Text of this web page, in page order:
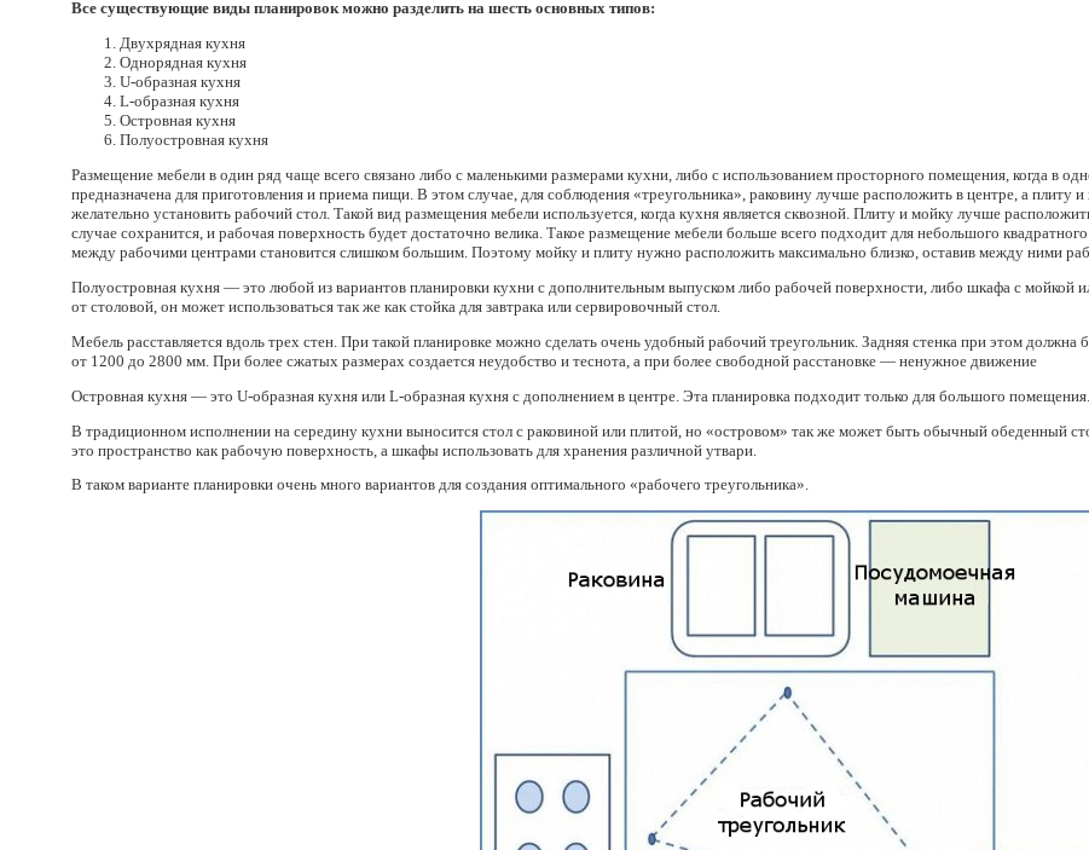
Все существующие виды планировок можно разделить на шесть основных типов:
Двухрядная кухня
Однорядная кухня
U-образная кухня
L-образная кухня
Островная кухня
Полуостровная кухня
Размещение мебели в один ряд чаще всего связано либо с маленькими размерами кухни, либо с использованием просторного помещения, когда в
предназначена для приготовления и приема пищи. В этом случае, для соблюдения «треугольника», раковину лучше расположить в центре, а
желательно установить рабочий стол. Такой вид размещения мебели используется, когда кухня является сквозной. Плиту и мойку лучше
случае сохранится, и рабочая поверхность будет достаточно велика. Такое размещение мебели больше всего подходит для небольшого
между рабочими центрами становится слишком большим. Поэтому мойку и плиту нужно расположить максимально близко, оставив между ними
Полуостровная кухня — это любой из вариантов планировки кухни с дополнительным выпуском либо рабочей поверхности, либо шкафа с мойкой
от столовой, он может использоваться так же как стойка для завтрака или сервировочный стол.
Мебель расставляется вдоль трех стен. При такой планировке можно сделать очень удобный рабочий треугольник. Задняя стенка при этом
от 1200 до 2800 мм. При более сжатых размерах создается неудобство и теснота, а при более свободной расстановке — ненужное движение
Островная кухня — это U-образная кухня или L-образная кухня с дополнением в центре. Эта планировка подходит только для большого
В традиционном исполнении на середину кухни выносится стол с раковиной или плитой, но «островом» так же может быть обычный обеденный
это пространство как рабочую поверхность, а шкафы использовать для хранения различной утвари.
В таком варианте планировки очень много вариантов для создания оптимального «рабочего треугольника».